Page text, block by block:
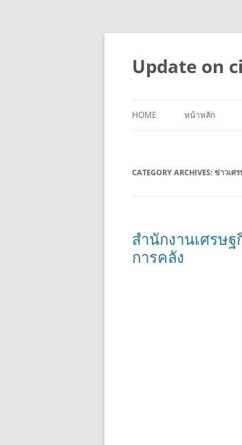
Skip
content
Update on
HOME หน้าหลัก
CATEGORY ARCHIVES: ข่าวเศ
สำนักงานเศรษ
การคลัง